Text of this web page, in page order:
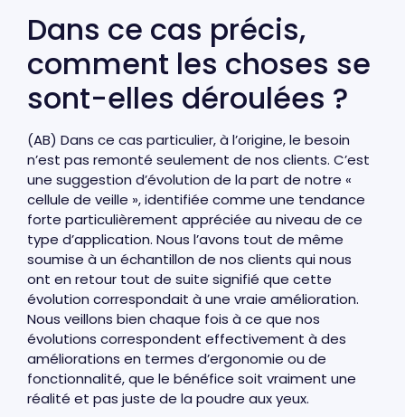
Dans ce cas précis,
comment les choses se
sont-elles déroulées ?
(AB) Dans ce cas particulier, à l’origine, le besoin
n’est pas remonté seulement de nos clients. C’est
une suggestion d’évolution de la part de notre «
cellule de veille », identifiée comme une tendance
forte particulièrement appréciée au niveau de ce
type d’application. Nous l’avons tout de même
soumise à un échantillon de nos clients qui nous
ont en retour tout de suite signifié que cette
évolution correspondait à une vraie amélioration.
Nous veillons bien chaque fois à ce que nos
évolutions correspondent effectivement à des
améliorations en termes d’ergonomie ou de
fonctionnalité, que le bénéfice soit vraiment une
réalité et pas juste de la poudre aux yeux.